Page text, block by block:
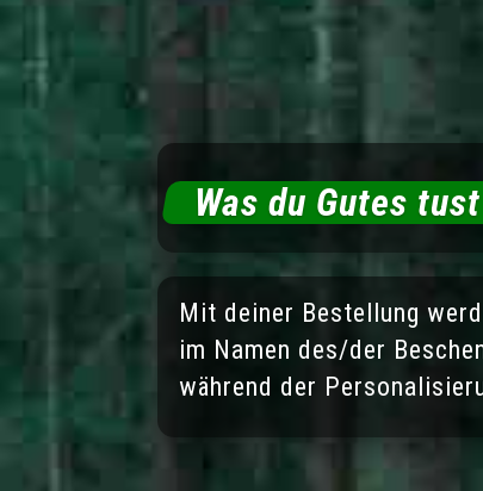
Was du Gutes tust
Mit deiner Bestellung
im Namen des/der
während der